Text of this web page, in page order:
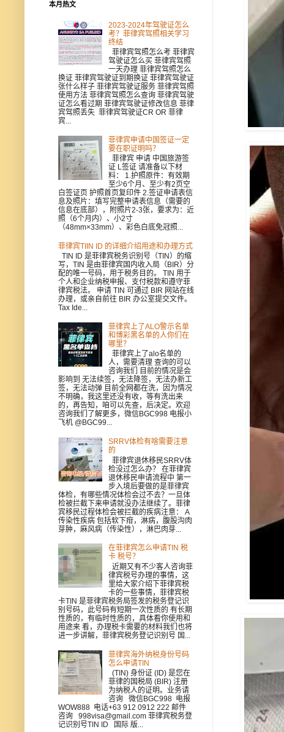
本月热文
2023-2024年驾驶证怎么
考？菲律宾驾照相关学习
终结
菲律宾驾照怎么考 菲律宾
驾驶证怎么买 菲律宾驾照
一天办理 菲律宾驾照怎么
换证 菲律宾驾驶证到期换证 菲律宾驾驶证
张什么样子 菲律宾驾驶证服务 菲律宾驾照
使用方法 菲律宾驾照怎么查询 菲律宾驾驶
证怎么看过期 菲律宾驾驶证修改信息 菲律
宾驾照丢失 菲律宾驾驶证CR OR 菲律
宾...
菲律宾申请中国签证一定
要在职证明吗？
菲律宾 申请 中国旅游签
证 L签证 请准备以下材
料： 1.护照原件：有效期
至少6个月、至少有2页空
白签证页 护照首页复印件 2.签证申请表信
息及照片：填写完整申请表信息（需要的
信息在底部），附照片2-3张，要求为：近
照（6个月内）、小2寸
（48mm×33mm）、彩色白底免冠照...
菲律宾TIIN ID 的详细介绍用途和办理方式
TIN ID 是菲律宾税务识别号（TIN）的缩
写，TIN 是由菲律宾国内收入局（BIR）分
配的唯一号码，用于税务目的。 TIN 用于
个人和企业纳税申报、支付税款和遵守菲
律宾税法。 申请 TIN 可通过 BIR 网站在线
办理，或亲自前往 BIR 办公室提交文件。
Tax Ide...
菲律宾上了ALO警示名单
和博彩黑名单的人你们在
哪里？
菲律宾上了alo名单的
人，需要清理 查询的可以
咨询我们 目前的情况是会
影响到 无法续签，无法降签，无法办新工
签，无法动弹 目前全网都在洗，因为情况
不明确，我这里还没有收，等有洗出来
的，再告知，咱可以先查，后决定。欢迎
咨询我们了解更多，微信BGC998 电报小
飞机 @BGC99...
SRRV体检有啥需要注意
的
菲律宾退休移民SRRV体
检没过怎么办？ 在菲律宾
退休移民申请流程中 第一
步入境后要做的是菲律宾
体检，有哪些情况体检会过不去？一旦体
检被拦截下来申请就没办法继续了。菲律
宾移民过程体检会被拦截的疾病注意： A
传染性疾病 包括软下疳，淋病，腹股沟肉
芽肿，麻风病（传染性），淋巴肉芽...
在菲律宾怎么申请TIN 税
卡 税号？
近期又有不少客人咨询菲
律宾税号办理的事情，这
里给大家介绍下菲律宾税
卡的一些事情，菲律宾税
卡TIN 是菲律宾税务局签发的税务登记识
别号码，此号码有短期一次性质的 有长期
性质的，有临时性质的，具体看你使用和
用途来 看，办理税卡需要的材料我们也将
进一步讲解，菲律宾税务登记识别号 国...
菲律宾海外纳税身份号码
怎么申请TIN
(TIN) 身份证 (ID) 是您在
菲律的国税局 (BIR) 注册
为纳税人的证明。业务请
咨询 微信BGC998 电报
WOW888 电话+63 912 0912 222 邮件
咨询 998visa@gmail.com 菲律宾税务登
记识别号TIN ID 国际 版...